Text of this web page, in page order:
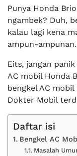
Punya Honda
ngambek? Duh,
kalau lagi kena
ampun-ampunan.
Eits, jangan
AC mobil Honda
bengkel AC
Dokter Mobil
Daftar isi
Bengkel AC
Masalah